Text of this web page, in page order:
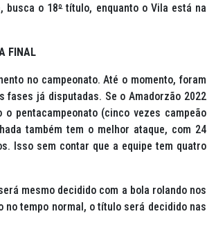
busca o 18ºtítulo, enquanto o Vila está na
FINAL
no campeonato. Até o momento, foram
já disputadas. Se o Amadorzão 2022
pentacampeonato (cinco vezes campeão
também tem o melhor ataque, com 24
Isso sem contar que a equipe tem quatro
mesmo decidido com a bola rolando nos
no tempo normal, o título será decidido nas